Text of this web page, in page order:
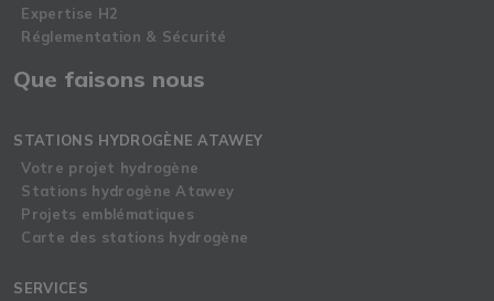
Expertise H2
Réglementation & Sécurité
Que faisons nous
STATIONS HYDROGÈNE ATAWEY
Votre projet hydrogène
Stations hydrogène Atawey
Projets emblématiques
Carte des stations hydrogène
SERVICES